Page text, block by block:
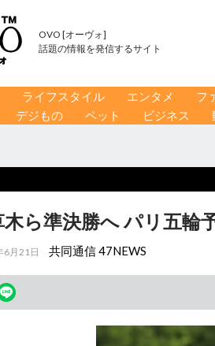
OVO [オーヴォ]
話題の情報を発信するサイト
ライフスタイル エンタメ フ
デジもの ペット ビジネス
ら準決勝へ パリ五輪
6月21日 共同通信 47NEWS